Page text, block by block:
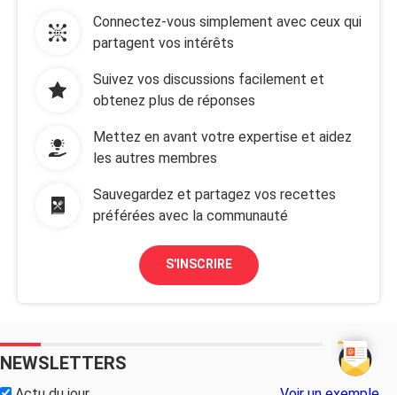
Connectez-vous simplement avec ceux qui
partagent vos intérêts
Suivez vos discussions facilement et
obtenez plus de réponses
Mettez en avant votre expertise et aidez
les autres membres
Sauvegardez et partagez vos recettes
préférées avec la communauté
S'INSCRIRE
NEWSLETTERS